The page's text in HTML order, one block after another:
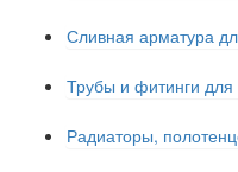
Сливная арматура
Трубы и фитинги
Радиаторы,